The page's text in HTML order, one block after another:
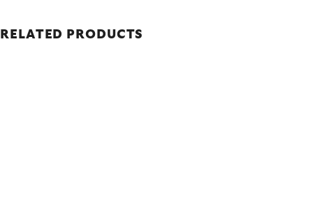
RELATED PRODUCTS